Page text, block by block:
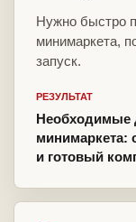
Нужно быстро
минимаркета,
запуск.
РЕЗУЛЬТАТ
Необходимые
минимаркета:
и готовый